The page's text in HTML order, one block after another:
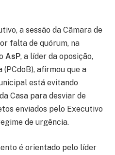
a sessão da Câmara de
falta de quórum, na
AsP, a líder da oposição,
afirmou que a
está evitando
Casa para desviar de
enviados pelo Executivo
de urgência.
é orientado pelo líder